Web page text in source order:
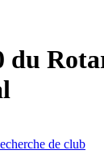
du
de club